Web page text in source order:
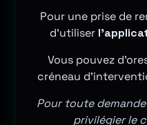
Pour une prise de
d'utiliser
Vous pouvez
créneau
Pour toute
privilégier le